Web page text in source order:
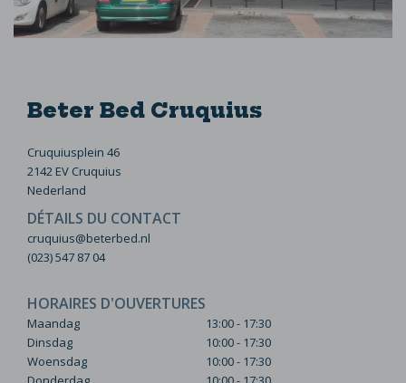
Beter Bed Cruquius
Cruquiusplein 46
2142 EV Cruquius
Nederland
DÉTAILS DU CONTACT
cruquius@beterbed.nl
(023) 547 87 04
HORAIRES D'OUVERTURES
Maandag
13:00 - 17:30
Dinsdag
10:00 - 17:30
Woensdag
10:00 - 17:30